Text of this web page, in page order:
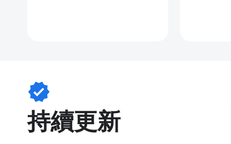
verified
持續更新